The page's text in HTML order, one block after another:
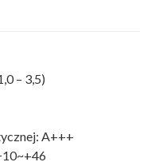
– 3,5)
A+++